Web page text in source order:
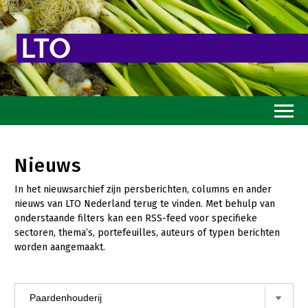
Toekomstvisie
Goed eten
Mooi groen
Sterk ondernemerschap
Nieuws
In het nieuwsarchief zijn persberichten, columns en ander
nieuws van LTO Nederland terug te vinden. Met behulp van
onderstaande filters kan een RSS-feed voor specifieke
sectoren, thema’s, portefeuilles, auteurs of typen berichten
worden aangemaakt.